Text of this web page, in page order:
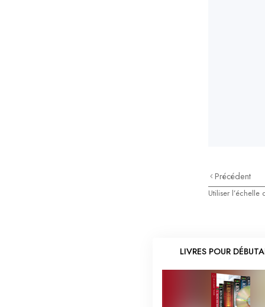
Précédent
Utiliser l’échelle
LIVRES POUR